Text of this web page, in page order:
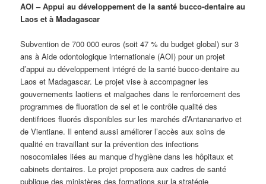
AOI – Appui au développement de la santé bucco-dentaire au
Laos et à Madagascar
Subvention de 700 000 euros (soit 47 % du budget global) sur 3
ans à Aide odontologique internationale (AOI) pour un projet
d’appui au développement intégré de la santé bucco-dentaire au
Laos et Madagascar. Le projet vise à accompagner les
gouvernements laotiens et malgaches dans le renforcement des
programmes de fluoration de sel et le contrôle qualité des
dentifrices fluorés disponibles sur les marchés d’Antananarivo et
de Vientiane. Il entend aussi améliorer l’accès aux soins de
qualité en travaillant sur la prévention des infections
nosocomiales liées au manque d’hygiène dans les hôpitaux et
cabinets dentaires. Le projet proposera aux cadres de santé
publique des ministères des formations sur la stratégie